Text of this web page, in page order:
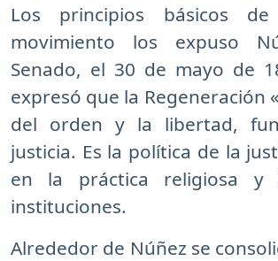
Los principios básicos
movimiento los expuso
Senado, el 30 de mayo de
expresó que la Regeneración
del orden y la libertad,
justicia. Es la política de la
en la práctica religiosa y
instituciones.
Alrededor de Núñez se